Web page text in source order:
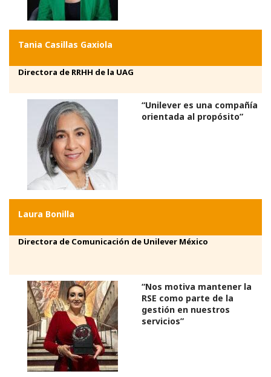
Tania Casillas Gaxiola
Directora de RRHH de la UAG
“Unilever es una compañía
orientada al propósito”
Laura Bonilla
Directora de Comunicación de Unilever México
“Nos motiva mantener la
RSE como parte de la
gestión en nuestros
servicios”